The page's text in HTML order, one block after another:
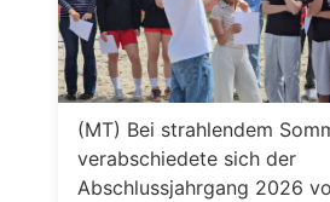
(MT) Bei strahlendem
verabschiedete sich der
Abschlussjahrgang 2026